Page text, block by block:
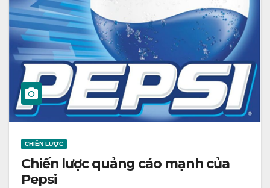
CHIẾN LƯỢC
Chiến lược quảng cáo mạnh của
Pepsi